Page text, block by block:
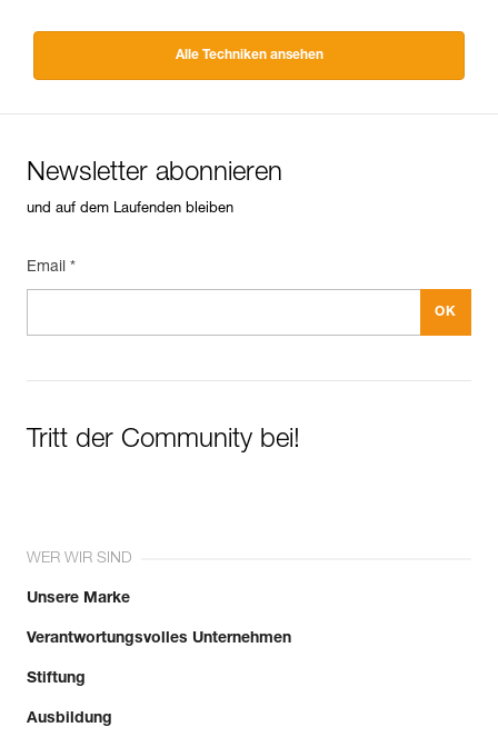
Alle Techniken ansehen
Newsletter abonnieren
und auf dem Laufenden bleiben
Email *
Tritt der Community bei!
WER WIR SIND
Unsere Marke
Verantwortungsvolles Unternehmen
Stiftung
Ausbildung